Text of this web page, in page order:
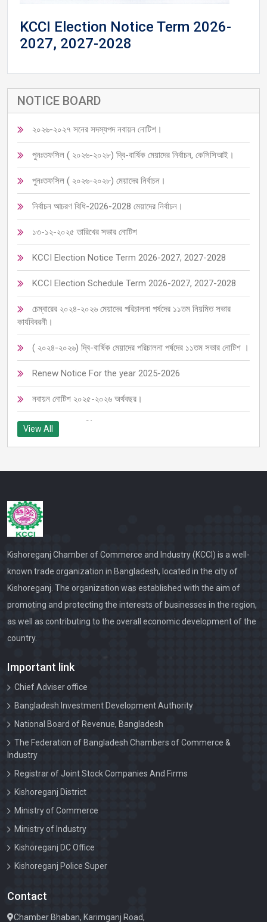
KCCI Election Notice Term 2026-
2027, 2027-2028
NOTICE BOARD
২০২৬-২০২৭ সনের সদস্যপদ নবায়ন নোটিশ।
পুনঃতফসিল ( ২০২৬-২০২৮) দ্বি-বার্ষিক মেয়াদের নির্বাচন, কেসিসিআই।
পুনঃতফসিল ( ২০২৬-২০২৮) মেয়াদের নির্বাচন।
নির্বাচন আচরণ বিধি-2026-2028 মেয়াদের নির্বাচন।
১৩-১২-২০২৫ তারিখের সভার নোটিশ
KCCI Election Notice Term 2026-2027, 2027-2028
KCCI Election Schedule Term 2026-2027, 2027-2028
চেম্বারের ২০২৪-২০২৬ মেয়াদের পরিচালনা পর্ষদের ১১তম নিয়মিত সভার
কার্যবিবরনী।
( ২০২৪-২০২৬) দ্বি-বার্ষিক মেয়াদের পরিচালনা পর্ষদের ১১তম সভার নোটিশ ।
Renew Notice For the year 2025-2026
নবায়ন নোটিশ ২০২৫-২০২৬ অর্থবছর।
চেম্বারের ৩৬তম বার্ষিক সাধারণ সভা ২০২৫ তাং: ০৩/০৫/২০২৫
জরুরী বিজ্ঞপ্তি
৫ম ইসি সভার নোটিশ
২০২৪-২৫ অর্থবছরের নবায়ন নোটিশ।
Fsdsdf
Kishoreganj Chamber Election Notice for term of 2024-
2025 and 2025-2026
Kishoreganj Chamber Election schedule for term of
নির্বাচন আপিল বোর্ড-২০২৩ (২০২৪-২০২৬) দ্বি-বার্ষিক মেয়াদের নির্বাচন
নির্বাচন বোর্ড-২০২৩, ( ২০২৪-২০২৬) দ্বি-বার্ষিক মেয়াদের নির্বাচন
২০২৩-২৪ সালের সদস্যপদ নবায়ন করন নোটিশ
মোবারক।
কাচাঁমাল ব্যবসায়ীদের সাথে মতবিনিময় সভার নোটিশ। 05-06-2023
34TH AGM HELD ON 29 APRIL 2023 SATURDAY AT
10.00 AM
View All
Kishoreganj Chamber of Commerce and Industry (KCCI) is a well-
known trade organization in Bangladesh, located in the city of
Kishoreganj. The organization was established with the aim of
promoting and protecting the interests of businesses in the region,
as well as contributing to the overall economic development of the
country.
Important link
Chief Adviser office
Bangladesh Investment Development Authority
National Board of Revenue, Bangladesh
The Federation of Bangladesh Chambers of Commerce &
Industry
Registrar of Joint Stock Companies And Firms
Kishoreganj District
Ministry of Commerce
Ministry of Industry
Kishoreganj DC Office
Kishoreganj Police Super
Contact
Chamber Bhaban, Karimganj Road,